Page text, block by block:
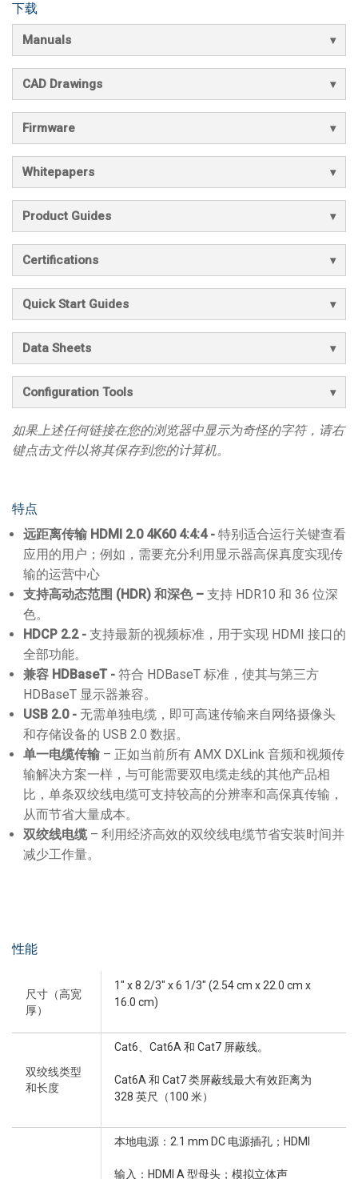
下载
Manuals
CAD Drawings
Firmware
Whitepapers
Product Guides
Certifications
Quick Start Guides
Data Sheets
Configuration Tools
如果上述任何链接在您的浏览器中显示为奇怪的字符，请右
键点击文件以将其保存到您的计算机。
特点
远距离传输 HDMI 2.0 4K60 4:4:4 - 特别适合运行关键查看
应用的用户；例如，需要充分利用显示器高保真度实现传
输的运营中心
支持高动态范围 (HDR) 和深色 – 支持 HDR10 和 36 位深
色。
HDCP 2.2 - 支持最新的视频标准，用于实现 HDMI 接口的
全部功能。
兼容 HDBaseT - 符合 HDBaseT 标准，使其与第三方
HDBaseT 显示器兼容。
USB 2.0 - 无需单独电缆，即可高速传输来自网络摄像头
和存储设备的 USB 2.0 数据。
单一电缆传输 – 正如当前所有 AMX DXLink 音频和视频传
输解决方案一样，与可能需要双电缆走线的其他产品相
比，单条双绞线电缆可支持较高的分辨率和高保真传输，
从而节省大量成本。
双绞线电缆 – 利用经济高效的双绞线电缆节省安装时间并
减少工作量。
性能
尺寸（高宽
厚）
1" x 8 2/3" x 6 1/3" (2.54 cm x 22.0 cm x
16.0 cm)
双绞线类型
和长度
Cat6、Cat6A 和 Cat7 屏蔽线。
Cat6A 和 Cat7 类屏蔽线最大有效距离为
328 英尺（100 米）
本地电源：2.1 mm DC 电源插孔；HDMI
输入：HDMI A 型母头；模拟立体声